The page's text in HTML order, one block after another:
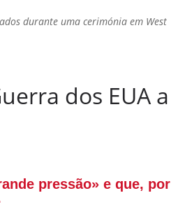
durante uma cerimónia em West
dos EUA a
pressão» e que, por